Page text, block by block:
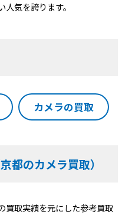
気を誇ります。
カメラの買取
都のカメラ買取）
買取実績を元にした参考買取